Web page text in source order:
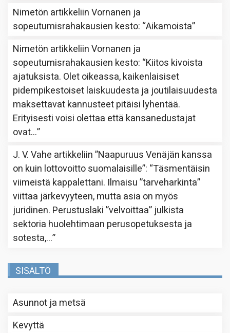
Nimetön artikkeliinVornanen ja
sopeutumisrahakausien kesto: “Aikamoista”
Nimetön artikkeliinVornanen ja
sopeutumisrahakausien kesto: “Kiitos kivoista
ajatuksista. Olet oikeassa, kaikenlaisiset
pidempikestoiset laiskuudesta ja joutilaisuudesta
maksettavat kannusteet pitäisi lyhentää.
Erityisesti voisi olettaa että kansanedustajat
ovat…”
J. V. Vahe artikkeliin”Naapuruus Venäjän kanssa
on kuin lottovoitto suomalaisille”: “Täsmentäisin
viimeistä kappalettani. Ilmaisu ”tarveharkinta”
viittaa järkevyyteen, mutta asia on myös
juridinen. Perustuslaki ”velvoittaa” julkista
sektoria huolehtimaan perusopetuksesta ja
sotesta,…”
SISÄLTÖ
Asunnot ja metsä
Kevyttä